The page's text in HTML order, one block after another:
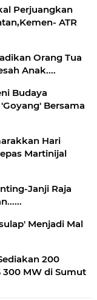
ATR
Orang Tua
Anak....
Budaya
Bersama
Hari
Martinijal
Janji Raja
Menjadi Mal
200
300 MW di Sumut